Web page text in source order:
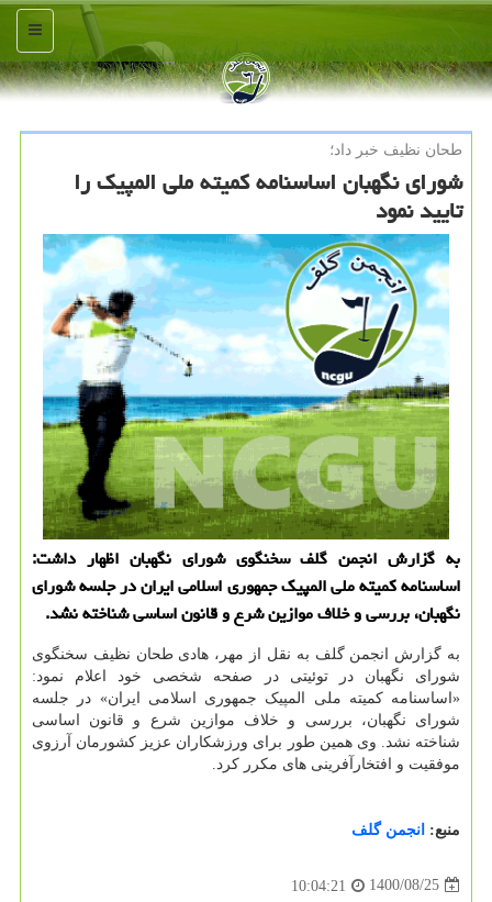
منو
طحان نظیف خبر داد؛
شورای نگهبان اساسنامه کمیته ملی المپیک را
تایید نمود
به گزارش انجمن گلف سخنگوی شورای نگهبان اظهار داشت:
اساسنامه کمیته ملی المپیک جمهوری اسلامی ایران در جلسه شورای
نگهبان، بررسی و خلاف موازین شرع و قانون اساسی شناخته نشد.
به گزارش انجمن گلف به نقل از مهر، هادی طحان نظیف سخنگوی
شورای نگهبان در توئیتی در صفحه شخصی خود اعلام نمود:
«اساسنامه کمیته ملی المپیک جمهوری اسلامی ایران» در جلسه
شورای نگهبان، بررسی و خلاف موازین شرع و قانون اساسی
شناخته نشد. وی همین طور برای ورزشکاران عزیز کشورمان آرزوی
موفقیت و افتخارآفرینی های مکرر کرد.
منبع: انجمن گلف
1400/08/25
10:04:21